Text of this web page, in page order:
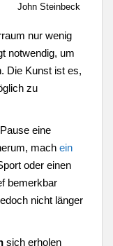
John Steinbeck
nur wenig
notwendig, um
Die Kunst ist es,
zu
eine
mach ein
oder einen
bemerkbar
nicht länger
sich erholen